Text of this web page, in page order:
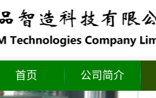
首页 公司简介